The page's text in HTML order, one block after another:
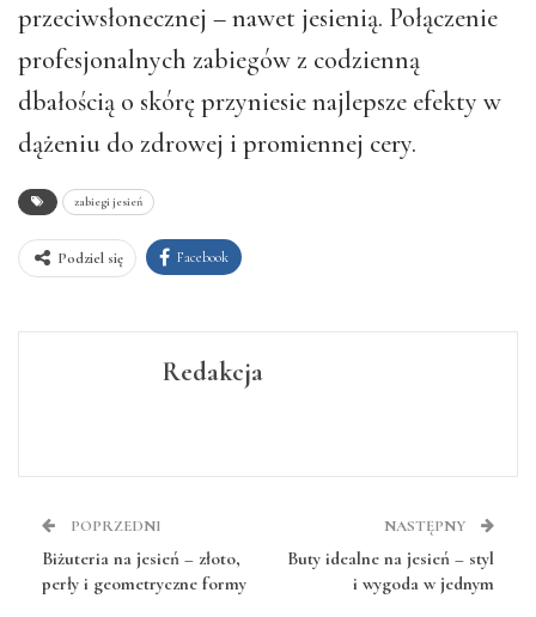
przeciwsłonecznej – nawet jesienią. Połączenie
profesjonalnych zabiegów z codzienną
dbałością o skórę przyniesie najlepsze efekty w
dążeniu do zdrowej i promiennej cery.
zabiegi jesień
Podziel się Facebook
Redakcja
POPRZEDNI
Biżuteria na jesień – złoto,
perły i geometryczne formy
NASTĘPNY
Buty idealne na jesień – styl
i wygoda w jednym